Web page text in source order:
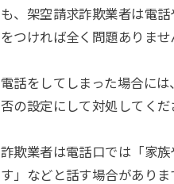
も、架空請求詐欺業者は電
をつければ全く問題ありませ
電話をしてしまった場合に
否の設定にして対処してくだ
詐欺業者は電話口では「家
す」などと話す場合がありま